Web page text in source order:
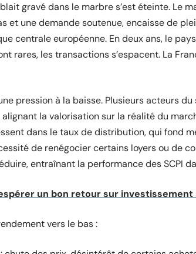
gravé dans le marbre s’est éteinte. Le
et une demande soutenue, encaisse de
centrale européenne. En deux ans, le
rares, les transactions s’espacent. La
pression à la baisse. Plusieurs acteurs
la valorisation sur la réalité du
dans le taux de distribution, qui fond
de renégocier certains loyers ou de
entraînant la performance des SCPI
un bon retour sur investissement
vers le bas :